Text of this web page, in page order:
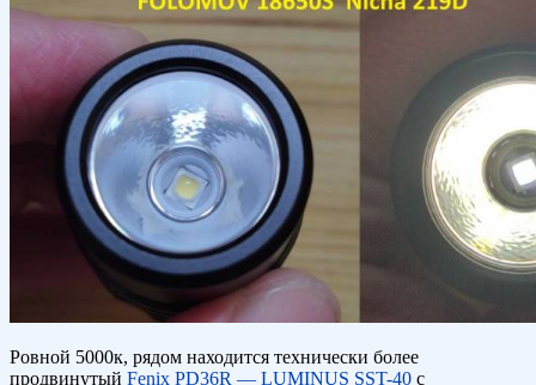
Ровной 5000к, рядом находится технически более
продвинутый Fenix PD36R — LUMINUS SST-40 с